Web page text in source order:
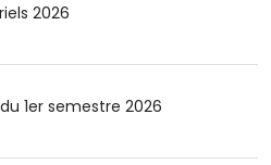
2026
1er semestre 2026